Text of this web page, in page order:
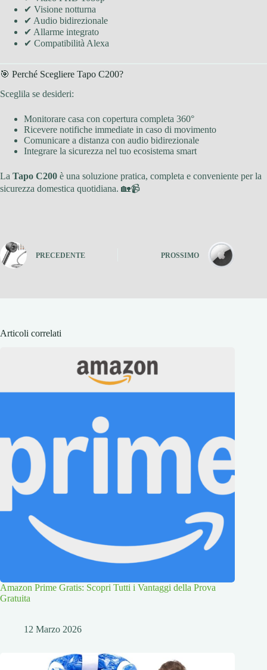
✔ Visione notturna
✔ Audio bidirezionale
✔ Allarme integrato
✔ Compatibilità Alexa
🎯 Perché Scegliere Tapo C200?
Sceglila se desideri:
Monitorare casa con copertura completa 360°
Ricevere notifiche immediate in caso di movimento
Comunicare a distanza con audio bidirezionale
Integrare la sicurezza nel tuo ecosistema smart
La Tapo C200 è una soluzione pratica, completa e conveniente per la
sicurezza domestica quotidiana. 🏡📹
PRECEDENTE PROSSIMO
Articoli correlati
Amazon Prime Gratis: Scopri Tutti i Vantaggi della Prova
Gratuita
12 Marzo 2026